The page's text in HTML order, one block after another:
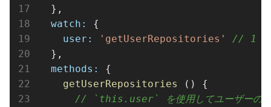
  },
watch :
{
user : 'getUserRepositories'
// 1
  },
methods :
{
getUserRepositories
() {
// `this.user` を使用してユーザーのリ